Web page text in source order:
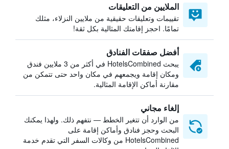
الملايين من التعليقات
تقييمات وتعليقات حقيقية من ملايين النزلاء، مثلك
تمامًا. احجز إقامتك المثالية بكل ثقة!
أفضل صفقات الفنادق
يبحث HotelsCombined في أكثر من 3 ملايين فندق
ومكان إقامة ويجمعهم في مكان واحد حتى تتمكن من
مقارنة أماكن الإقامة المثالية.
إلغاء مجاني
من الوارد أن تتغير الخطط — نتفهم ذلك. ولهذا يمكنك
البحث وحجز فنادق وأماكن إقامة على
HotelsCombined من وكالات السفر التي تقدم خدمة